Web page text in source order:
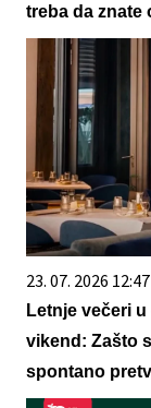
treba da znate
23. 07. 2026 12:47
Letnje večeri
vikend: Zašto
spontano